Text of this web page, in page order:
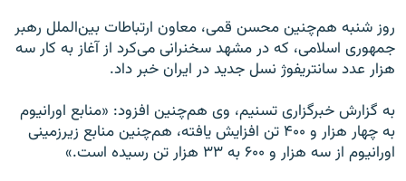
روز شنبه هم‌چنین محسن قمی، معاون ارتباطات بین‌الملل رهبر
جمهوری اسلامی، که در مشهد سخنرانی می‌کرد از آغاز به کار سه
هزار عدد سانتریفوژ نسل جدید در ایران خبر داد.
به گزارش خبرگزاری تسنیم، وی هم‌چنین افزود: «منابع اورانیوم
به چهار هزار و ۴۰۰ تن افزایش یافته، هم‌چنین منابع زیرزمینی
اورانیوم از سه هزار و ۶۰۰ به ۳۳ هزار تن رسیده است.»